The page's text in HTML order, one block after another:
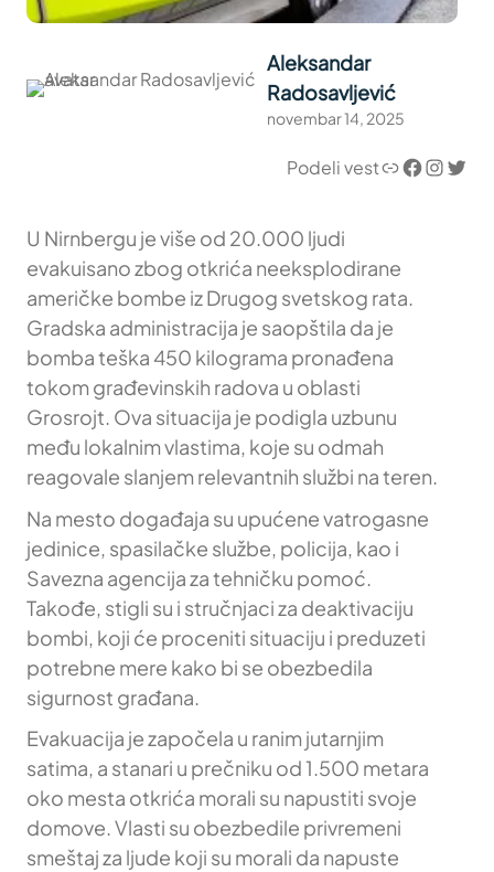
Aleksandar
Radosavljević
novembar 14, 2025
Podeli vestLink Facebook InstagramTwitter
U Nirnbergu je više od 20.000 ljudi
evakuisano zbog otkrića neeksplodirane
američke bombe iz Drugog svetskog rata.
Gradska administracija je saopštila da je
bomba teška 450 kilograma pronađena
tokom građevinskih radova u oblasti
Grosrojt. Ova situacija je podigla uzbunu
među lokalnim vlastima, koje su odmah
reagovale slanjem relevantnih službi na teren.
Na mesto događaja su upućene vatrogasne
jedinice, spasilačke službe, policija, kao i
Savezna agencija za tehničku pomoć.
Takođe, stigli su i stručnjaci za deaktivaciju
bombi, koji će proceniti situaciju i preduzeti
potrebne mere kako bi se obezbedila
sigurnost građana.
Evakuacija je započela u ranim jutarnjim
satima, a stanari u prečniku od 1.500 metara
oko mesta otkrića morali su napustiti svoje
domove. Vlasti su obezbedile privremeni
smeštaj za ljude koji su morali da napuste